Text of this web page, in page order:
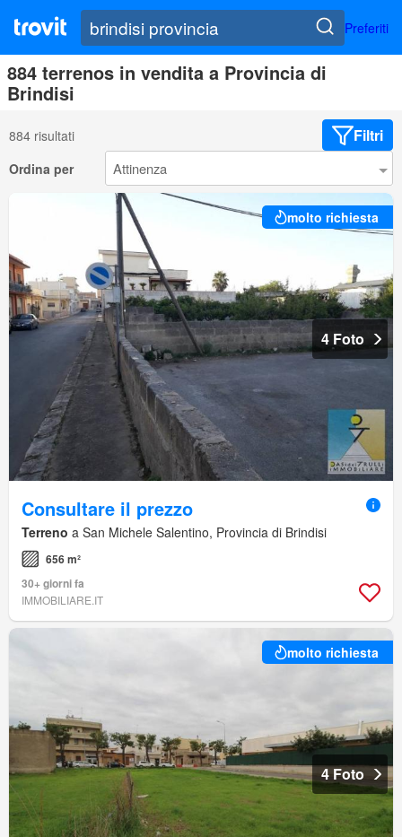
Preferiti
884 terrenos in vendita a Provincia di
Brindisi
884 risultati Filtri
Ordina per
molto richiesta
4 Foto
Consultare il prezzo
Terreno a San Michele Salentino, Provincia di Brindisi
656 m²
30+ giorni fa
IMMOBILIARE.IT
molto richiesta
4 Foto